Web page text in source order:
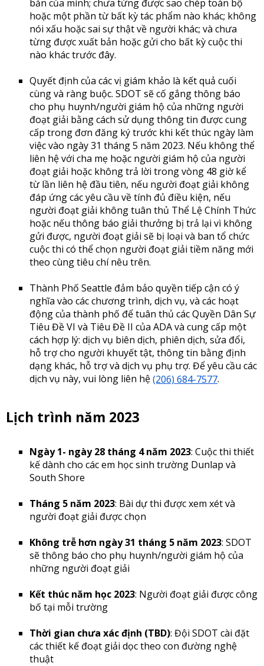
bản của mình; chưa từng được sao chép toàn bộ
hoặc một phần từ bất kỳ tác phẩm nào khác; không
nói xấu hoặc sai sự thật về người khác; và chưa
từng được xuất bản hoặc gửi cho bất kỳ cuộc thi
nào khác trước đây.
Quyết định của các vị giám khảo là kết quả cuối
cùng và ràng buộc. SDOT sẽ cố gắng thông báo
cho phụ huynh/người giám hộ của những người
đoạt giải bằng cách sử dụng thông tin được cung
cấp trong đơn đăng ký trước khi kết thúc ngày làm
việc vào ngày 31 tháng 5 năm 2023. Nếu không thể
liên hệ với cha mẹ hoặc người giám hộ của người
đoạt giải hoặc không trả lời trong vòng 48 giờ kể
từ lần liên hệ đầu tiên, nếu người đoạt giải không
đáp ứng các yêu cầu về tính đủ điều kiện, nếu
người đoạt giải không tuân thủ Thể Lệ Chính Thức
hoặc nếu thông báo giải thưởng bị trả lại vì không
gửi được, người đoạt giải sẽ bị loại và ban tổ chức
cuộc thi có thể chọn người đoạt giải tiềm năng mới
theo cùng tiêu chí nêu trên.
Thành Phố Seattle đảm bảo quyền tiếp cận có ý
nghĩa vào các chương trình, dịch vụ, và các hoạt
động của thành phố để tuân thủ các Quyền Dân Sự
Tiêu Đề VI và Tiêu Đề II của ADA và cung cấp một
cách hợp lý: dịch vụ biên dịch, phiên dịch, sửa đổi,
hỗ trợ cho người khuyết tật, thông tin bằng định
dạng khác, hỗ trợ và dịch vụ phụ trợ. Để yêu cầu các
dịch vụ này, vui lòng liên hệ(206) 684-7577.
Lịch trình năm 2023
Ngày 1- ngày 28 tháng 4 năm 2023: Cuộc thi thiết
kế dành cho các em học sinh trường Dunlap và
South Shore
Tháng 5 năm 2023: Bài dự thi được xem xét và
người đoạt giải được chọn
Không trễ hơn ngày 31 tháng 5 năm 2023: SDOT
sẽ thông báo cho phụ huynh/người giám hộ của
những người đoạt giải
Kết thúc năm học 2023: Người đoạt giải được công
bố tại mỗi trường
Thời gian chưa xác định (TBD): Đội SDOT cài đặt
các thiết kế đoạt giải dọc theo con đường nghệ
thuật